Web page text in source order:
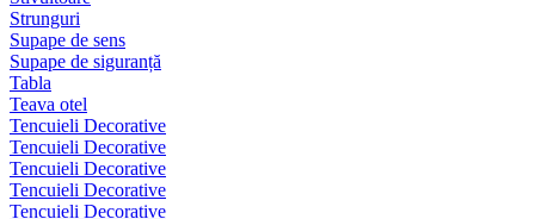
Strunguri
Supape de sens
Supape de siguranță
Tabla
Teava otel
Tencuieli Decorative
Tencuieli Decorative
Tencuieli Decorative
Tencuieli Decorative
Tencuieli Decorative